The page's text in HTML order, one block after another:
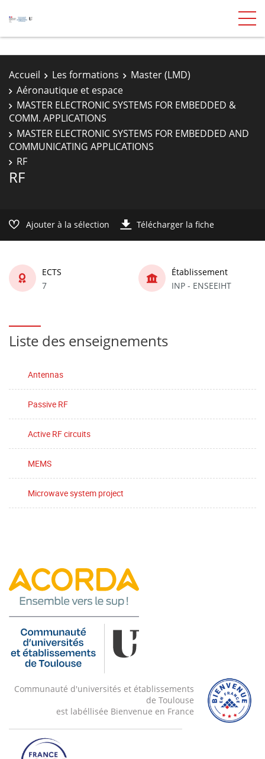
Accueil Les formations
Master (LMD)
Aéronautique et espace
MASTER ELECTRONIC SYSTEMS FOR EMBEDDED &
COMM. APPLICATIONS
MASTER ELECTRONIC SYSTEMS FOR EMBEDDED AND
COMMUNICATING APPLICATIONS
RF
RF
Ajouter à la sélection Télécharger la fiche
ECTS
7
Établissement
INP - ENSEEIHT
Liste des enseignements
Antennas
Passive RF
Active RF circuits
MEMS
Microwave system project
Communauté d'universités et établissements
de Toulouse
est labéllisée Bienvenue en France